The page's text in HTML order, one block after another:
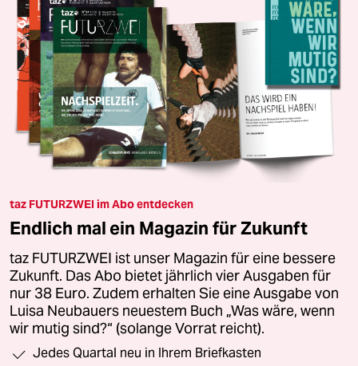
taz FUTURZWEI im Abo entdecken
Endlich mal ein Magazin für Zukunft
taz FUTURZWEI ist unser Magazin für eine bessere
Zukunft. Das Abo bietet jährlich vier Ausgaben für
nur 38 Euro. Zudem erhalten Sie eine Ausgabe von
Luisa Neubauers neuestem Buch „Was wäre, wenn
wir mutig sind?“ (solange Vorrat reicht).
Jedes Quartal neu in Ihrem Briefkasten